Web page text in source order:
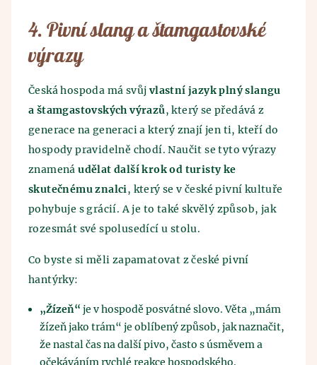
4. Pivní slang a štamgastovské
výrazy
Česká hospoda má svůj vlastní jazyk plný slangu
a štamgastovských výrazů, který se předává z
generace na generaci a který znají jen ti, kteří do
hospody pravidelně chodí. Naučit se tyto výrazy
znamenáudělat další krok od turisty ke
skutečnému znalci, který se v české pivní kultuře
pohybuje s grácií. A je to také skvělý způsob, jak
rozesmát své spolusedící u stolu.
Co byste si měli zapamatovat z české pivní
hantýrky:
„Žízeň“ je v hospodě posvátné slovo. Věta „mám
žízeň jako trám“ je oblíbený způsob, jak naznačit,
že nastal čas na další pivo, často s úsměvem a
očekáváním rychlé reakce hospodského.